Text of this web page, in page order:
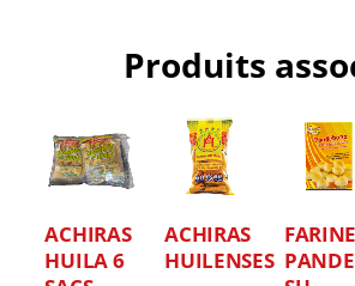
Produits
ACHIRAS
HUILA 6
ACHIRAS
HUILENSES
FARINE